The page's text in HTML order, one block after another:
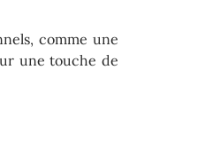
comme une
une touche de